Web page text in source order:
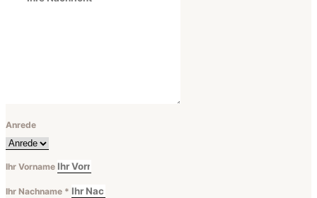
Anrede
Ihr Vorname
Ihr Nachname *